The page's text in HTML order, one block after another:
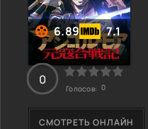
объект и
предотвратить
массовую резню
6.89 7.1
СМОТРЕТЬ ОНЛАЙН
0
Голосов: 0